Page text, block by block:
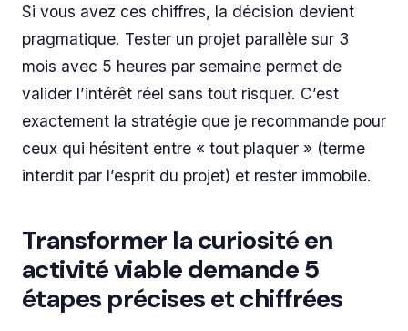
Si vous avez ces chiffres, la décision devient
pragmatique. Tester un projet parallèle sur 3
mois avec 5 heures par semaine permet de
valider l’intérêt réel sans tout risquer. C’est
exactement la stratégie que je recommande pour
ceux qui hésitent entre « tout plaquer » (terme
interdit par l’esprit du projet) et rester immobile.
Transformer la curiosité en
activité viable demande 5
étapes précises et chiffrées